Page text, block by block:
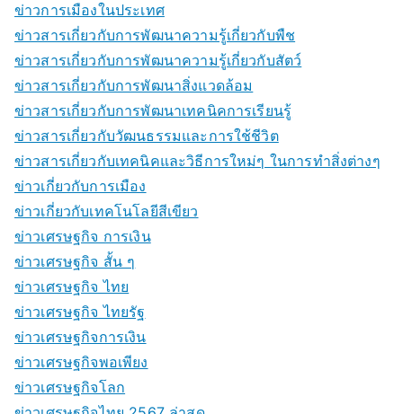
ข่าวการเมืองในประเทศ
ข่าวสารเกี่ยวกับการพัฒนาความรู้เกี่ยวกับพืช
ข่าวสารเกี่ยวกับการพัฒนาความรู้เกี่ยวกับสัตว์
ข่าวสารเกี่ยวกับการพัฒนาสิ่งแวดล้อม
ข่าวสารเกี่ยวกับการพัฒนาเทคนิคการเรียนรู้
ข่าวสารเกี่ยวกับวัฒนธรรมและการใช้ชีวิต
ข่าวสารเกี่ยวกับเทคนิคและวิธีการใหม่ๆ ในการทำสิ่งต่างๆ
ข่าวเกี่ยวกับการเมือง
ข่าวเกี่ยวกับเทคโนโลยีสีเขียว
ข่าวเศรษฐกิจ การเงิน
ข่าวเศรษฐกิจ สั้น ๆ
ข่าวเศรษฐกิจ ไทย
ข่าวเศรษฐกิจ ไทยรัฐ
ข่าวเศรษฐกิจการเงิน
ข่าวเศรษฐกิจพอเพียง
ข่าวเศรษฐกิจโลก